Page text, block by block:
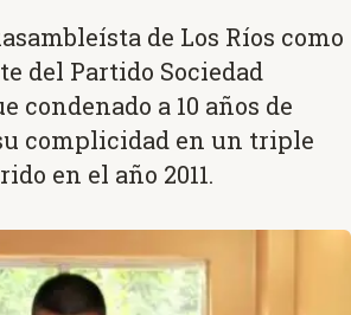
de Los Ríos como
del Partido Sociedad
condenado a 10 años de
complicidad en un triple
en el año 2011.